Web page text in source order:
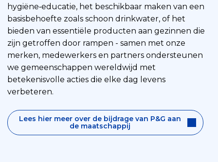
hygiëne‑educatie, het beschikbaar maken van een
basisbehoefte zoals schoon drinkwater, of het
bieden van essentiële producten aan gezinnen die
zijn getroffen door rampen - samen met onze
merken, medewerkers en partners ondersteunen
we gemeenschappen wereldwijd met
betekenisvolle acties die elke dag levens
verbeteren.
Lees hier meer over de bijdrage van P&G aan
de maatschappij